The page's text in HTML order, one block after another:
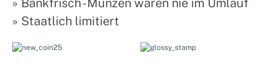
» Bankfrisch - Münzen waren nie im Umlauf
» Staatlich limitiert